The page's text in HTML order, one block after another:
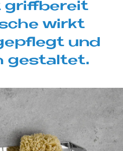
griff­be­reit
wir­kt
und
ge­stal­tet.